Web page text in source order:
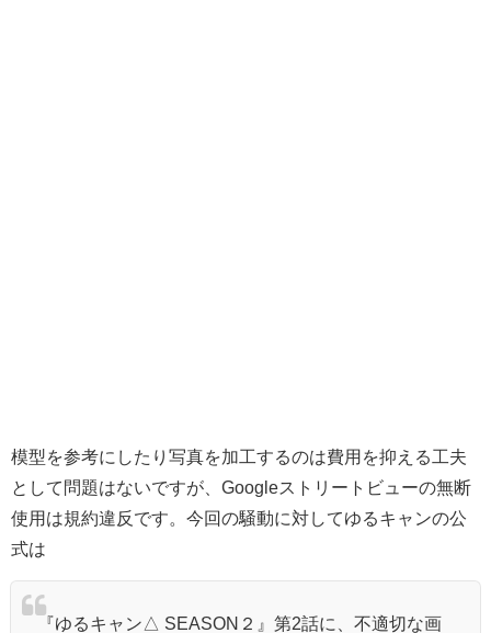
模型を参考にしたり写真を加工するのは費用を抑える工夫
として問題はないですが、Googleストリートビューの無断
使用は規約違反です。今回の騒動に対してゆるキャンの公
式は
『ゆるキャン△ SEASON２』第2話に、不適切な画